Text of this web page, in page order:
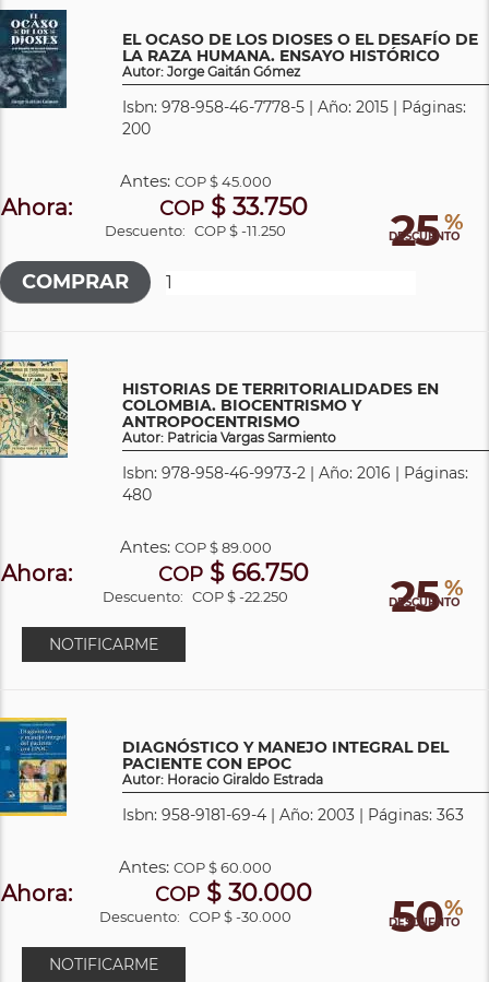
EL OCASO DE LOS DIOSES O EL DESAFÍO DE
LA RAZA HUMANA. ENSAYO HISTÓRICO
Autor: Jorge Gaitán Gómez
Isbn: 978-958-46-7778-5 | Año: 2015 | Páginas:
200
25 %
DESCUENTO
Antes: COP$ 45.000
Ahora: COP $ 33.750
Descuento: COP $ -11.250
HISTORIAS DE TERRITORIALIDADES EN
COLOMBIA. BIOCENTRISMO Y
ANTROPOCENTRISMO
Autor: Patricia Vargas Sarmiento
Isbn: 978-958-46-9973-2 | Año: 2016 | Páginas:
480
25 %
DESCUENTO
Antes: COP$ 89.000
Ahora: COP $ 66.750
Descuento: COP $ -22.250
NOTIFICARME
DIAGNÓSTICO Y MANEJO INTEGRAL DEL
PACIENTE CON EPOC
Autor: Horacio Giraldo Estrada
Isbn: 958-9181-69-4 | Año: 2003 | Páginas: 363
50%
DESCUENTO
Antes:COP$ 60.000
Ahora: COP $ 30.000
Descuento: COP $ -30.000
NOTIFICARME